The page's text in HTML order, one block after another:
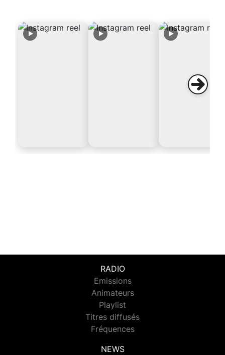
RADIO
Emissions
Animateurs
Playlist
Titres diffusés
Fréquences
NEWS